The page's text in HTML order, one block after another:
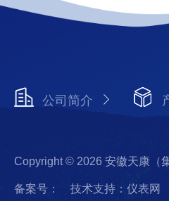
公司简介
Copyright © 2026 安徽天康（
备案号： 技术支持：仪表网